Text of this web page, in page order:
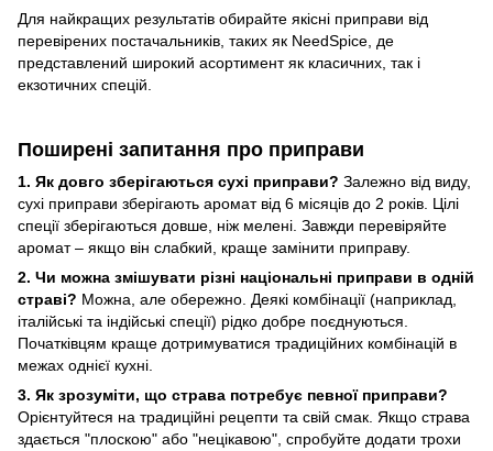
Для найкращих результатів обирайте якісні приправи від
перевірених постачальників, таких як NeedSpice, де
представлений широкий асортимент як класичних, так і
екзотичних спецій.
Поширені запитання про приправи
1. Як довго зберігаються сухі приправи? Залежно від виду,
сухі приправи зберігають аромат від 6 місяців до 2 років. Цілі
спеції зберігаються довше, ніж мелені. Завжди перевіряйте
аромат – якщо він слабкий, краще замінити приправу.
2. Чи можна змішувати різні національні приправи в одній
страві? Можна, але обережно. Деякі комбінації (наприклад,
італійські та індійські спеції) рідко добре поєднуються.
Початківцям краще дотримуватися традиційних комбінацій в
межах однієї кухні.
3. Як зрозуміти, що страва потребує певної приправи?
Орієнтуйтеся на традиційні рецепти та свій смак. Якщо страва
здається "плоскою" або "нецікавою", спробуйте додати трохи